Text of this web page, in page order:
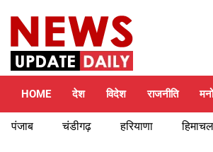
content
HOME देश विदेश राजनीति
पंजाब चंडीगढ़ हरियाणा हिमाचल